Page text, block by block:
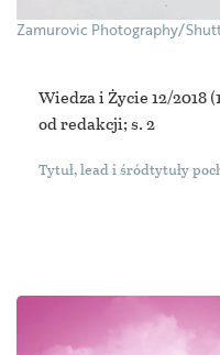
Zamurovic Photography/
Wiedza i Życie 12/2018
od redakcji; s. 2